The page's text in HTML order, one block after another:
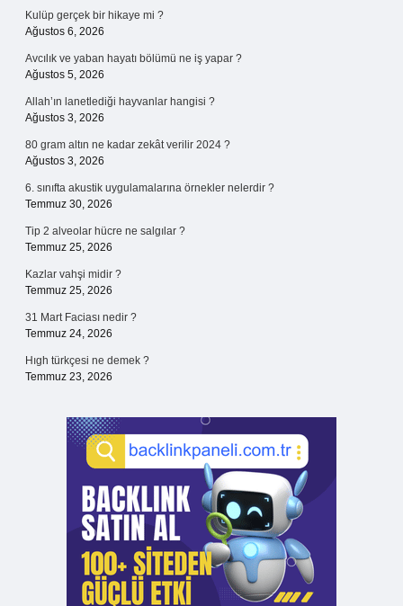
Kulüp gerçek bir hikaye mi ?
Ağustos 6, 2026
Avcılık ve yaban hayatı bölümü ne iş yapar ?
Ağustos 5, 2026
Allah’ın lanetlediği hayvanlar hangisi ?
Ağustos 3, 2026
80 gram altın ne kadar zekât verilir 2024 ?
Ağustos 3, 2026
6. sınıfta akustik uygulamalarına örnekler nelerdir ?
Temmuz 30, 2026
Tip 2 alveolar hücre ne salgılar ?
Temmuz 25, 2026
Kazlar vahşi midir ?
Temmuz 25, 2026
31 Mart Faciası nedir ?
Temmuz 24, 2026
Hıgh türkçesi ne demek ?
Temmuz 23, 2026